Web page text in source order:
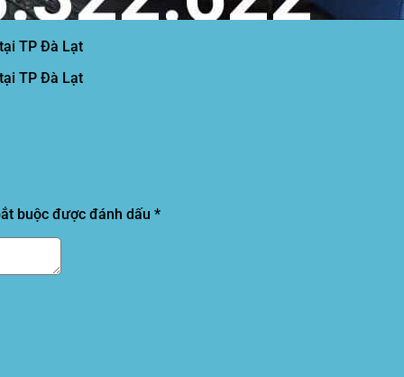
TP Đà Lạt
TP Đà Lạt
buộc được đánh dấu *